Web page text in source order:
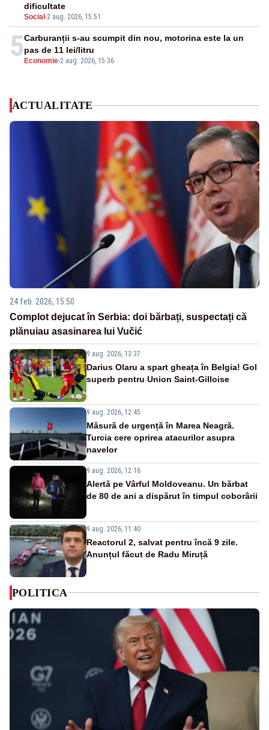
Social -2 aug. 2026, 15:51
dificultate
5 Economie-2 aug. 2026, 15:36
Carburanții s-au scumpit din nou, motorina este la un
pas de 11 lei/litru
ACTUALITATE
24 feb. 2026, 15:50
Complot dejucat în Serbia: doi bărbați, suspectați că
plănuiau asasinarea lui Vučić
9 aug. 2026, 13:37
Darius Olaru a spart gheața în Belgia! Gol
superb pentru Union Saint-Gilloise
9 aug. 2026, 12:45
Măsură de urgență în Marea Neagră.
Turcia cere oprirea atacurilor asupra
navelor
9 aug. 2026, 12:16
Alertă pe Vârful Moldoveanu. Un bărbat
de 80 de ani a dispărut în timpul coborârii
9 aug. 2026, 11:40
Reactorul 2, salvat pentru încă 9 zile.
Anunțul făcut de Radu Miruță
POLITICA